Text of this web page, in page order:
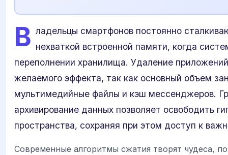
В ладельцы смартфонов постоянно
нехваткой встроенной памяти, когда
переполнении хранилища. Удаление
желаемого эффекта, так как основный объем
мультимедийные файлы и кэш мессенджеров.
архивирование данных позволяет освободить
пространства, сохраняя при этом доступ к
Современные алгоритмы сжатия творят чудеса,